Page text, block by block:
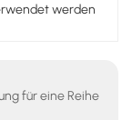
werden
für eine Reihe